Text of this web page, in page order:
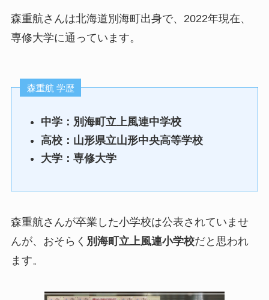
森重航さんは北海道別海町出身で、2022年現在、
専修大学に通っています。
森重航 学歴
中学：別海町立上風連中学校
高校：山形県立山形中央高等学校
大学：専修大学
森重航さんが卒業した小学校は公表されていませ
んが、おそらく 別海町立上風連小学校だと思われ
ます。